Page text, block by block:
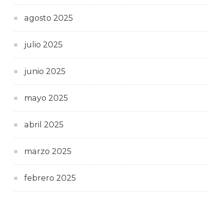
agosto 2025
julio 2025
junio 2025
mayo 2025
abril 2025
marzo 2025
febrero 2025